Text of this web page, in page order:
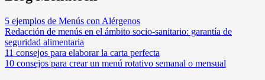
5 ejemplos de Menús con Alérgenos
Redacción de menús en el ámbito socio-sanitario: garantía de
seguridad alimentaria
11 consejos para elaborar la carta perfecta
10 consejos para crear un menú rotativo semanal o mensual